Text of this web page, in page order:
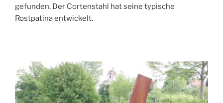
gefunden. Der Cortenstahl hat seine typische
Rostpatina entwickelt.